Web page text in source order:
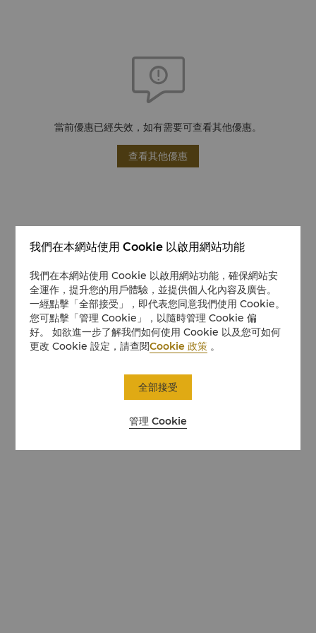
當前優惠已經失效，如有需要可查看其他優惠。
查看其他優惠
我們在本網站使用 Cookie 以啟用網站功能
我們在本網站使用 Cookie 以啟用網站功能，確保網站安
全運作，提升您的用戶體驗，並提供個人化內容及廣告。
一經點擊「全部接受」，即代表您同意我們使用 Cookie。
您可點擊「管理 Cookie」，以隨時管理 Cookie 偏
好。 如欲進一步了解我們如何使用 Cookie 以及您可如何
更改 Cookie 設定，請查閱Cookie 政策 。
管理 Cookie
全部接受